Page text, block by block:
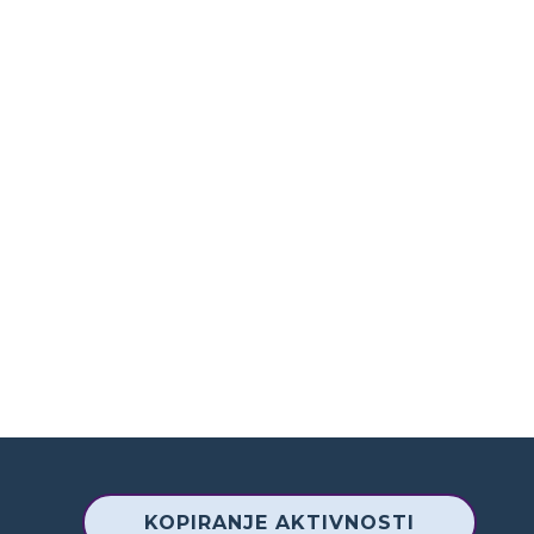
KOPIRANJE AKTIVNOSTI